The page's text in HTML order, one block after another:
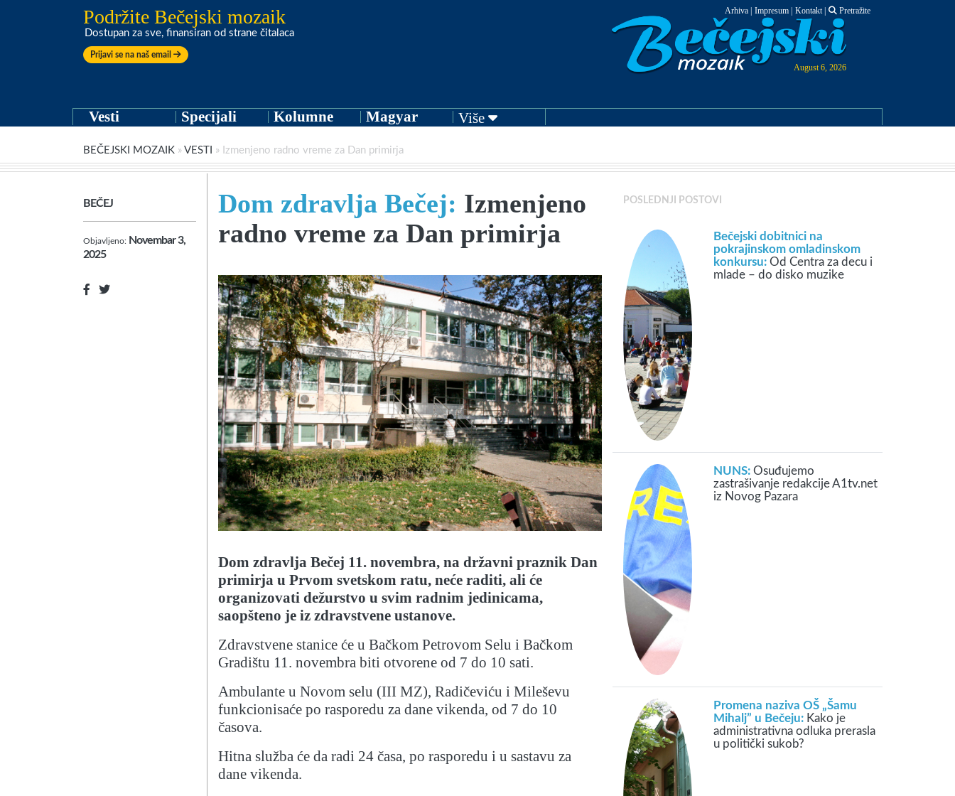
Podržite Bečejski mozaik
Dostupan za sve, finansiran od strane čitalaca
Prijavi se na naš email
Arhiva Impresum Kontakt| Pretražite
August 6, 2026
Vesti Specijali Kolumne Magyar Više
BEČEJSKI MOZAIK » VESTI » Izmenjeno radno vreme za Dan primirja
BEČEJ
Objavljeno: Novembar 3,
2025
Dom zdravlja Bečej: Izmenjeno
radno vreme za Dan primirja
Dom zdravlja Bečej 11. novembra, na državni praznik Dan
primirja u Prvom svetskom ratu, neće raditi, ali će
organizovati dežurstvo u svim radnim jedinicama,
saopšteno je iz zdravstvene ustanove.
Zdravstvene stanice će u Bačkom Petrovom Selu i Bačkom
Gradištu 11. novembra biti otvorene od 7 do 10 sati.
Ambulante u Novom selu (III MZ), Radičeviću i Mileševu
funkcionisaće po rasporedu za dane vikenda, od 7 do 10
časova.
Hitna služba će da radi 24 časa, po rasporedu i u sastavu za
dane vikenda.
POSLEDNJI POSTOVI
Bečejski dobitnici na
pokrajinskom omladinskom
konkursu: Od Centra za decu i
mlade – do disko muzike
NUNS: Osuđujemo
zastrašivanje redakcije A1tv.net
iz Novog Pazara
Promena naziva OŠ „Šamu
Mihalj” u Bečeju: Kako je
administrativna odluka prerasla
u politički sukob?